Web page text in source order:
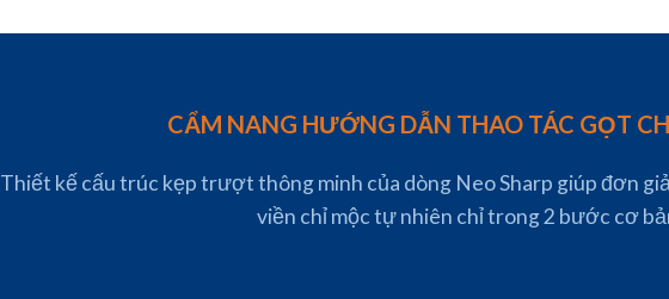
CẨM NANG HƯỚNG DẪN THAO TÁC GỌT
Thiết kế cấu trúc kẹp trượt thông minh của dòng Neo Sharp giúp đơn
viền chỉ mộc tự nhiên chỉ trong 2 bước cơ